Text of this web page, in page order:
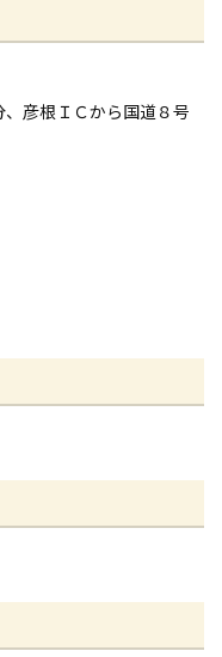
彦根ＩＣから国道８号